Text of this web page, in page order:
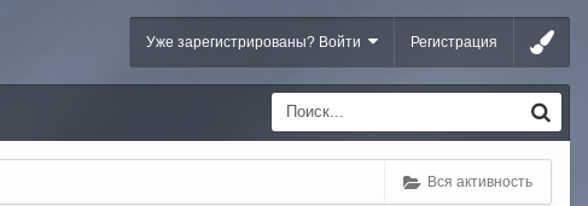
Уже зарегистрированы? Войти Регистрация
Вся активность